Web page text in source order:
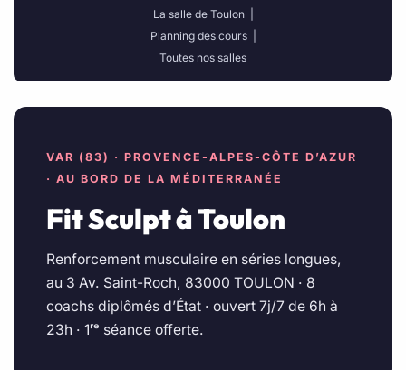
La salle de Toulon|
Planning des cours|
Toutes nos salles
VAR (83) · PROVENCE-ALPES-CÔTE D’AZUR
· AU BORD DE LA MÉDITERRANÉE
Fit Sculpt à Toulon
Renforcement musculaire en séries longues,
au 3 Av. Saint-Roch, 83000 TOULON · 8
coachs diplômés d’État · ouvert 7j/7 de 6h à
23h · 1ʳᵉ séance offerte.